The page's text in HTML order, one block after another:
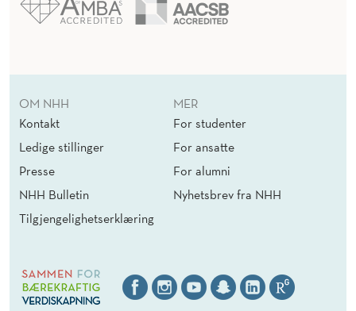
OM NHH
Kontakt
Ledige stillinger
Presse
NHH Bulletin
Tilgjengelighetserklæring
MER
For studenter
For ansatte
For alumni
Nyhetsbrev fra NHH